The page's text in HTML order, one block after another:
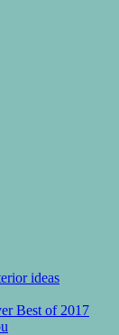
ideas
Best of 2017